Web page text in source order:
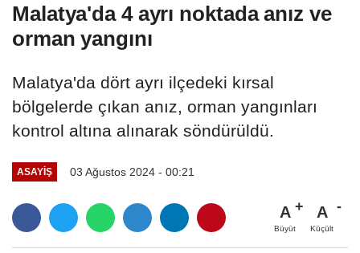
Malatya'da 4 ayrı noktada anız ve
orman yangını
Malatya'da dört ayrı ilçedeki kırsal
bölgelerde çıkan anız, orman yangınları
kontrol altına alınarak söndürüldü.
ASAYIŞ 03 Ağustos 2024 - 00:21
A
Büyüt
A
Küçült